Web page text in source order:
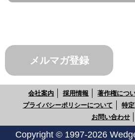
メルマガ登録
会社案内 採用情報 著作権につ
プライバシーポリシーについて
特
お問い合わせ
Copyright © 1997-2026